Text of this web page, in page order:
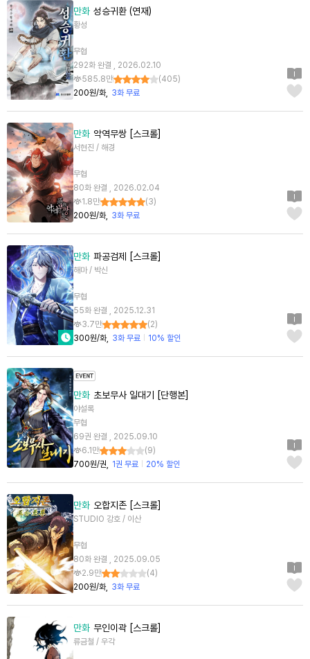
만화 성승귀환 (연재)
황성
무협
292화 완결 , 2026.02.10
585.8만
(405)
200원/화
3화 무료
만화 악역무쌍 [스크롤]
서현진 / 해경
무협
80화 완결 , 2026.02.04
1.8만
(3)
200원/화
3화 무료
만화 파공검제 [스크롤]
해마 / 박신
무협
55화 완결 , 2025.12.31
3.7만
(2)
300원/화
3화 무료 10% 할인
만화 초보무사 일대기 [단행본]
야설록
무협
69권 완결 , 2025.09.10
6.1만
(9)
700원/권
1권 무료 20% 할인
만화 오합지존 [스크롤]
STUDIO 강호 / 이산
무협
80화 완결 , 2025.09.05
2.9만
(4)
200원/화
3화 무료
만화 무인이곽 [스크롤]
류금철 / 우각